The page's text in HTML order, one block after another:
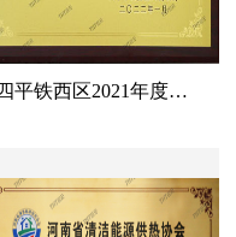
四平铁西区2021年度纳税大户